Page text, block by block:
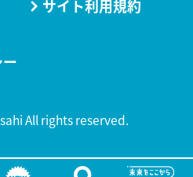
サイト利用規約
All rights reserved.